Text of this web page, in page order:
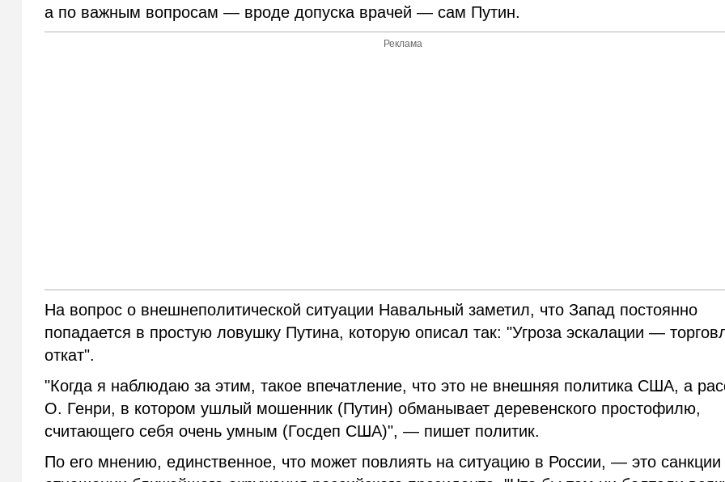
а по важным вопросам — вроде допуска врачей — сам Путин.
Реклама
На вопрос о внешнеполитической ситуации Навальный заметил, что Запад постоянно
попадается в простую ловушку Путина, которую описал так: "Угроза эскалации —
откат".
"Когда я наблюдаю за этим, такое впечатление, что это не внешняя политика США, а
О. Генри, в котором ушлый мошенник (Путин) обманывает деревенского простофилю,
считающего себя очень умным (Госдеп США)", — пишет политик.
По его мнению, единственное, что может повлиять на ситуацию в России, — это санкции